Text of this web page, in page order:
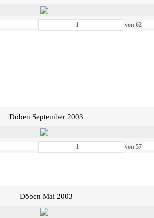
von62
Döben September 2003
von57
Döben Mai 2003